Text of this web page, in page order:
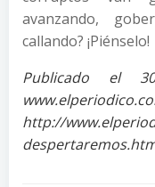
avanzando,
callando? ¡Piénselo!
Publicado el
http://